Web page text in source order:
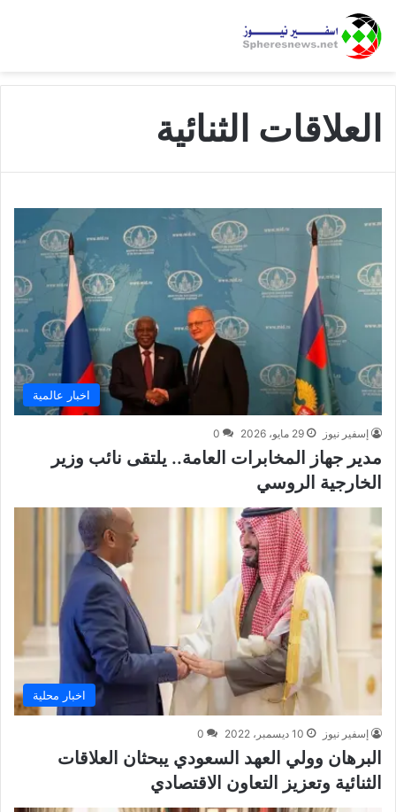
العلاقات الثنائية
اخبار عالمية
إسفير نيوز 29 مايو، 2026 0
مدير جهاز المخابرات العامة.. يلتقى نائب وزير
الخارجية الروسي
اخبار محلية
إسفير نيوز 10 ديسمبر، 2022 0
البرهان وولي العهد السعودي يبحثان العلاقات
الثنائية وتعزيز التعاون الاقتصادي